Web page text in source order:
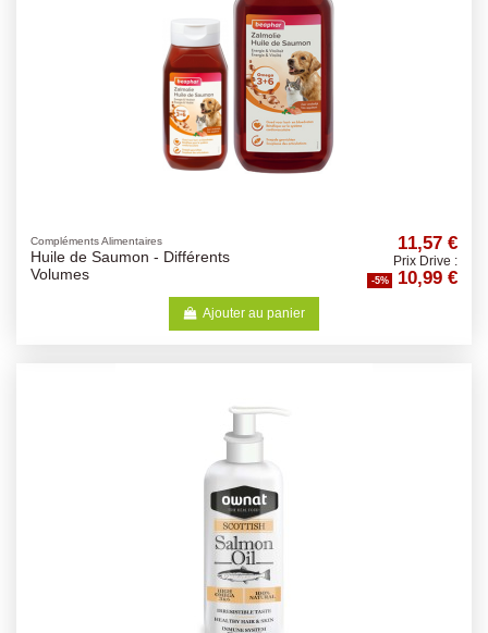
Compléments Alimentaires
Huile de Saumon - Différents
Volumes
11,57 €
Prix Drive :
-5% 10,99 €
Ajouter au panier